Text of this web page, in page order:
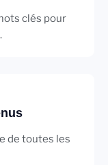
clés pour
de toutes les